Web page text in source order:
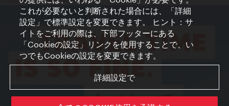
これが必要ないと判断された場合には、「詳細
設定」で標準設定を変更できます。 ヒント：サ
イトをご利用の際は、下部フッターにある
「Cookieの設定」リンクを使用することで、い
つでもCookieの設定を変更できます。
詳細設定で